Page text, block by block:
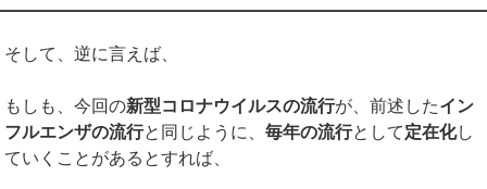
そして、逆に言えば、
もしも、今回の新型コロナウイルスの流行が、前述したイン
フルエンザの流行と同じように、毎年の流行として定在化し
ていくことがあるとすれば、